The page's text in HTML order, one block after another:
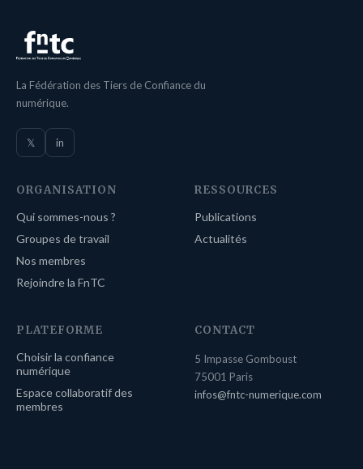
La Fédération des Tiers de Confiance du
numérique.
𝕏 in
ORGANISATION
Qui sommes-nous ?
Groupes de travail
Nos membres
Rejoindre la FnTC
RESSOURCES
Publications
Actualités
PLATEFORME
Choisir la confiance
numérique
Espace collaboratif des
membres
CONTACT
5 Impasse Gomboust
75001 Paris
infos@fntc-numerique.com